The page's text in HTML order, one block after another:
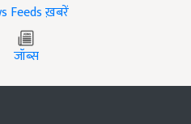
ख़बरें
जॉब्स